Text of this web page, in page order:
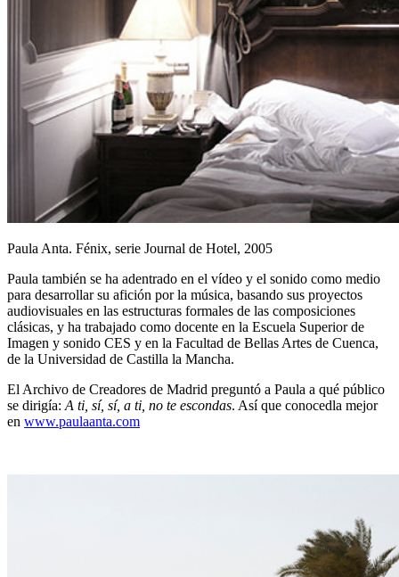
Paula Anta. Fénix, serie Journal de Hotel, 2005
Paula también se ha adentrado en el vídeo y el sonido como medio
para desarrollar su afición por la música, basando sus proyectos
audiovisuales en las estructuras formales de las composiciones
clásicas, y ha trabajado como docente en la Escuela Superior de
Imagen y sonido CES y en la Facultad de Bellas Artes de Cuenca,
de la Universidad de Castilla la Mancha.
El Archivo de Creadores de Madrid preguntó a Paula a qué público
se dirigía: A ti, sí, sí, a ti, no te escondas. Así que conocedla mejor
en www.paulaanta.com